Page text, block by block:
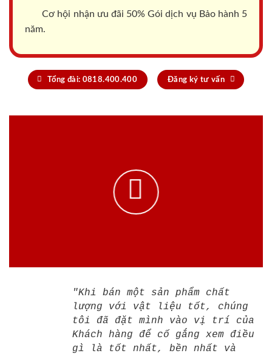
Cơ hội nhận ưu đãi 50% Gói dịch vụ Bảo hành 5
năm.
Tổng đài: 0818.400.400 Đăng ký tư vấn
"Khi bán một sản phẩm chất
lượng với vật liệu tốt, chúng
tôi đã đặt mình vào vị trí của
Khách hàng để cố gắng xem điều
gì là tốt nhất, bền nhất và